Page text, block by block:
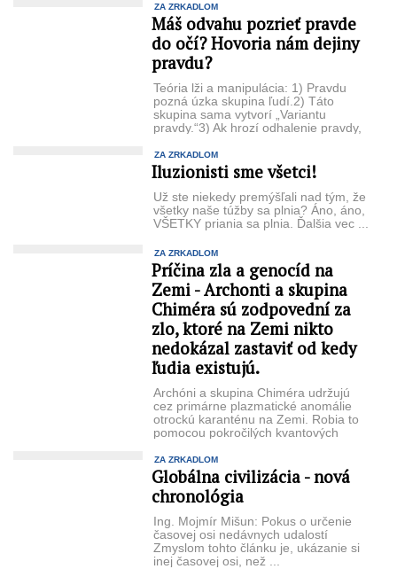
ZA ZRKADLOM
Máš odvahu pozrieť pravde
do očí? Hovoria nám dejiny
pravdu?
Teória lži a manipulácia: 1) Pravdu
pozná úzka skupina ľudí.2) Táto
skupina sama vytvorí „Variantu
pravdy.“3) Ak hrozí odhalenie pravdy,
ZA ZRKADLOM
Iluzionisti sme všetci!
Už ste niekedy premýšľali nad tým, že
všetky naše túžby sa plnia? Áno, áno,
VŠETKY priania sa plnia. Ďalšia vec ...
ZA ZRKADLOM
Príčina zla a genocíd na
Zemi - Archonti a skupina
Chiméra sú zodpovední za
zlo, ktoré na Zemi nikto
nedokázal zastaviť od kedy
ľudia existujú.
Archóni a skupina Chiméra udržujú
cez primárne plazmatické anomálie
otrockú karanténu na Zemi. Robia to
pomocou pokročilých kvantových
...
ZA ZRKADLOM
Globálna civilizácia - nová
chronológia
Ing. Mojmír Mišun: Pokus o určenie
časovej osi nedávnych udalostí
Zmyslom tohto článku je, ukázanie si
inej časovej osi, než ...